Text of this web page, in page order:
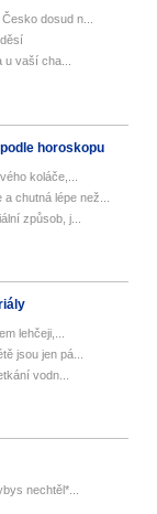
dosud n...
vaší cha...
horoskopu
koláče,...
chutná lépe než...
způsob, j...
lehčeji,...
jsou jen pá...
vodn...
nechtěl*...